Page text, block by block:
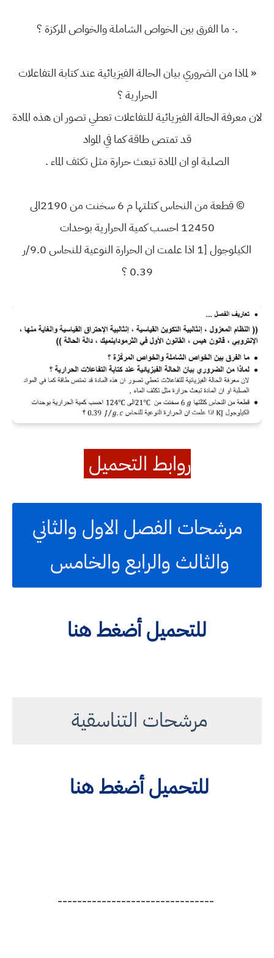
.٠ ما الفرق بين الخواص الشاملة والخواص المركزة ؟
« لماذا من الضروري بيان الحالة الفيزيائية عند كتابة التفاعلات
الحرارية ؟
لان معرفة الحالة الفيزيائية للتفاعلات تعطي تصور ان هذه المادة
قد تمتص طاقة كما في المواد
الصلبة او ان المادة تبعث حرارة مثل تكثف الماء .
© قطعة من النحاس كتلتها م 6 سخنت من 2190الى
12450 احسب كمية الحرارية بوحدات
الكيلوجول [1 اذا علمت ان الحرارة النوعية للنحاس 9.0/ر
0.39 ؟
روابط التحميل
مرشحات الفصل الاول والثاني
والثالث والرابع والخامس
للتحميل أضغط هنا
مرشحات التناسقية
للتحميل أضغط هنا
--------------------------------